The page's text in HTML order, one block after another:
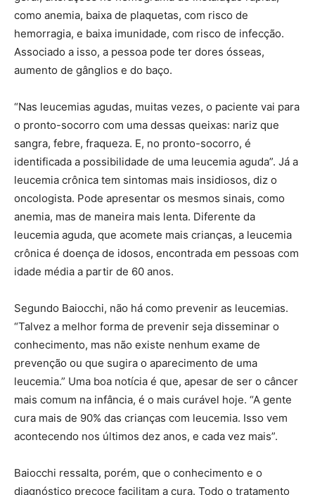
como anemia, baixa de plaquetas, com risco de
hemorragia, e baixa imunidade, com risco de infecção.
Associado a isso, a pessoa pode ter dores ósseas,
aumento de gânglios e do baço.
“Nas leucemias agudas, muitas vezes, o paciente vai para
o pronto-socorro com uma dessas queixas: nariz que
sangra, febre, fraqueza. E, no pronto-socorro, é
identificada a possibilidade de uma leucemia aguda”. Já a
leucemia crônica tem sintomas mais insidiosos, diz o
oncologista. Pode apresentar os mesmos sinais, como
anemia, mas de maneira mais lenta. Diferente da
leucemia aguda, que acomete mais crianças, a leucemia
crônica é doença de idosos, encontrada em pessoas com
idade média a partir de 60 anos.
Segundo Baiocchi, não há como prevenir as leucemias.
“Talvez a melhor forma de prevenir seja disseminar o
conhecimento, mas não existe nenhum exame de
prevenção ou que sugira o aparecimento de uma
leucemia.” Uma boa notícia é que, apesar de ser o câncer
mais comum na infância, é o mais curável hoje. “A gente
cura mais de 90% das crianças com leucemia. Isso vem
acontecendo nos últimos dez anos, e cada vez mais”.
Baiocchi ressalta, porém, que o conhecimento e o
diagnóstico precoce facilitam a cura. Todo o tratamento